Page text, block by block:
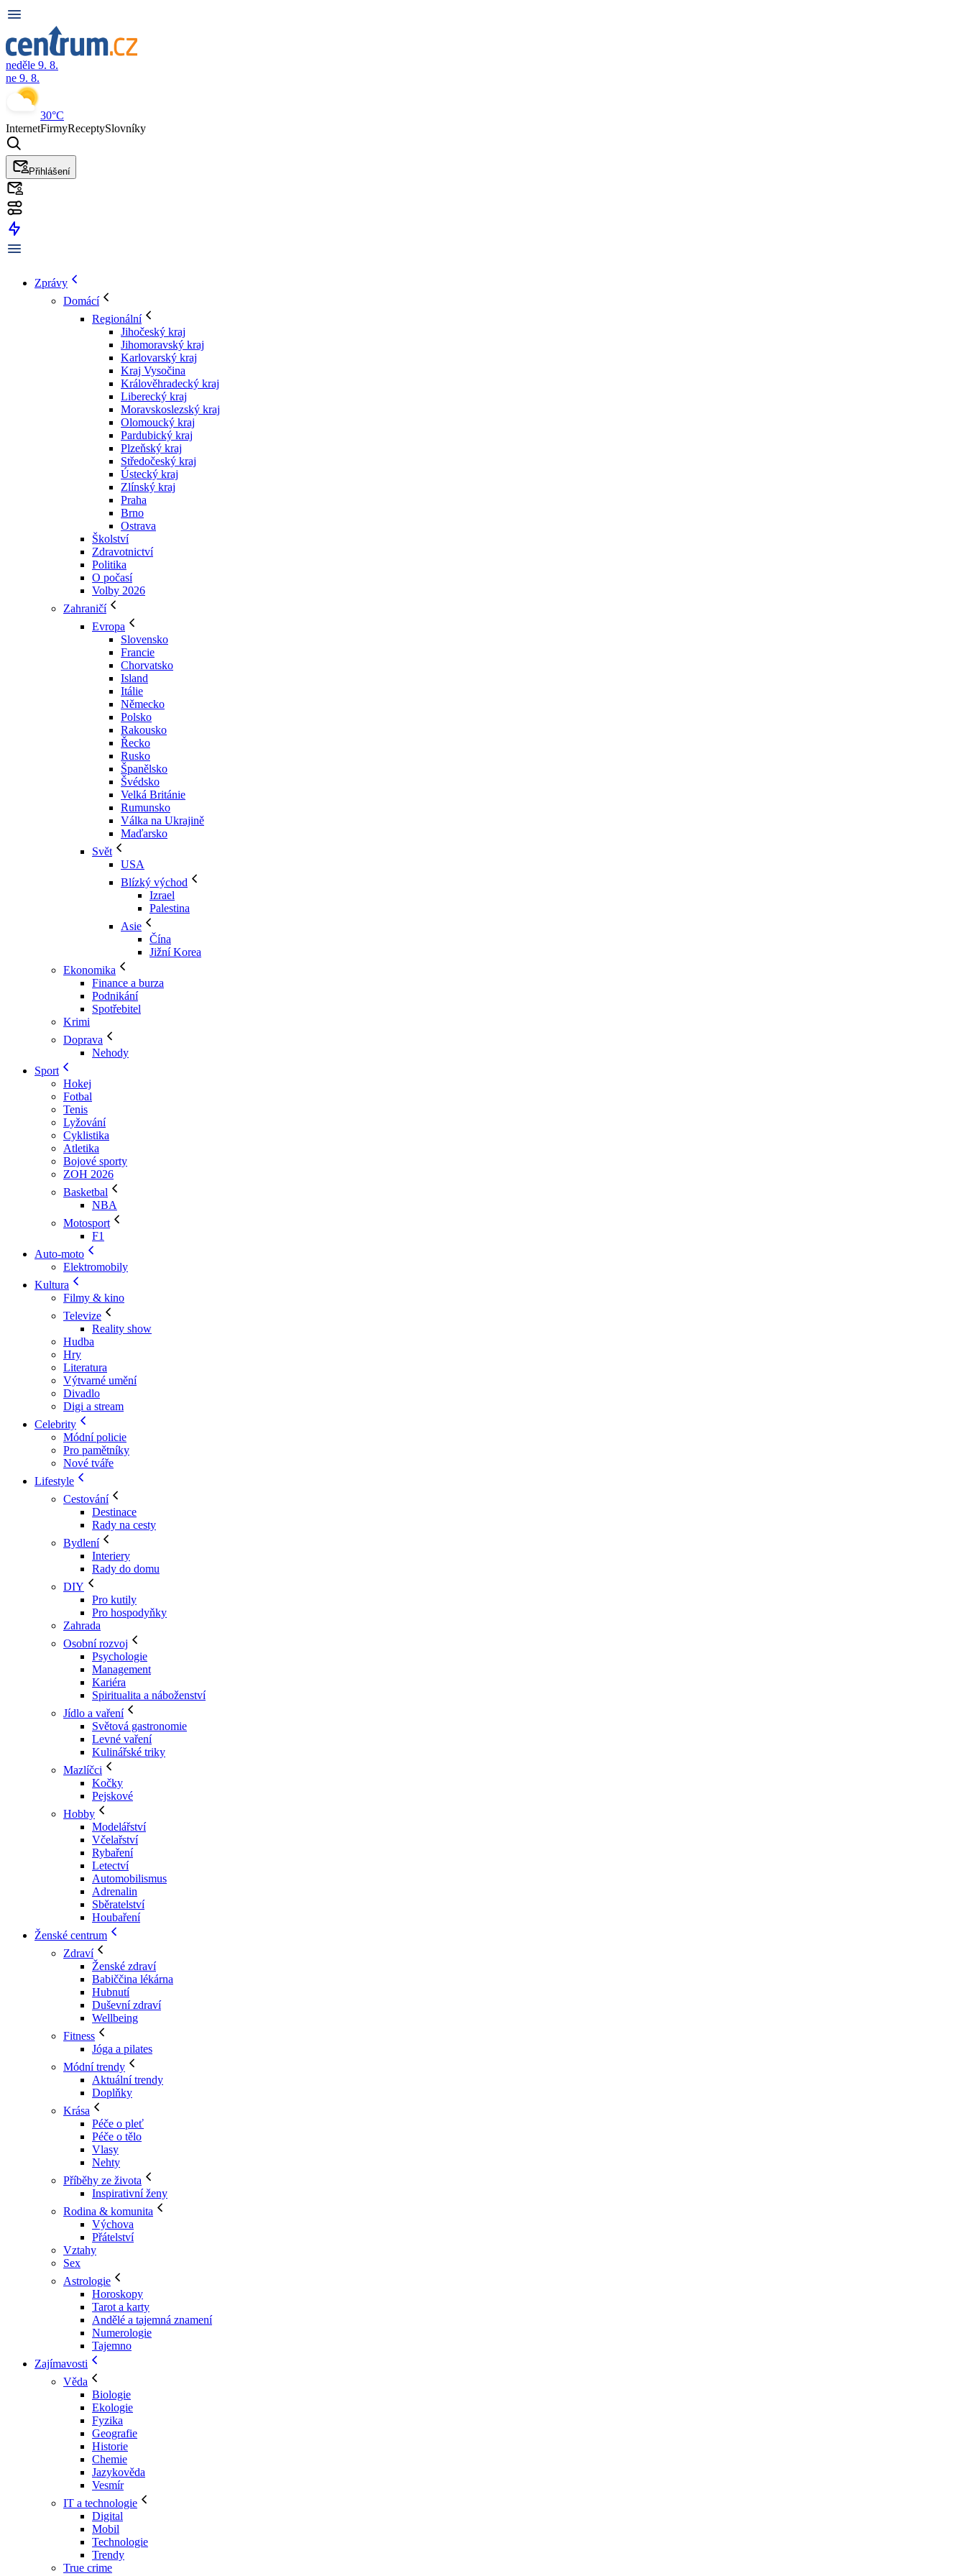
neděle 9. 8.
ne 9. 8.
30°C
InternetFirmyReceptySlovníky
Přihlášení
Zprávy
Domácí
Regionální
Jihočeský kraj
Jihomoravský kraj
Karlovarský kraj
Kraj Vysočina
Králověhradecký kraj
Liberecký kraj
Moravskoslezský kraj
Olomoucký kraj
Pardubický kraj
Plzeňský kraj
Středočeský kraj
Ústecký kraj
Zlínský kraj
Praha
Brno
Ostrava
Školství
Zdravotnictví
Politika
O počasí
Volby 2026
Zahraničí
Evropa
Slovensko
Francie
Chorvatsko
Island
Itálie
Německo
Polsko
Rakousko
Řecko
Rusko
Španělsko
Švédsko
Velká Británie
Rumunsko
Válka na Ukrajině
Maďarsko
Svět
USA
Blízký východ
Izrael
Palestina
Asie
Čína
Jižní Korea
Ekonomika
Finance a burza
Podnikání
Spotřebitel
Krimi
Doprava
Nehody
Sport
Hokej
Fotbal
Tenis
Lyžování
Cyklistika
Atletika
Bojové sporty
ZOH 2026
Basketbal
NBA
Motosport
F1
Auto-moto
Elektromobily
Kultura
Filmy & kino
Televize
Reality show
Hudba
Hry
Literatura
Výtvarné umění
Divadlo
Digi a stream
Celebrity
Módní policie
Pro pamětníky
Nové tváře
Lifestyle
Cestování
Destinace
Rady na cesty
Bydlení
Interiery
Rady do domu
DIY
Pro kutily
Pro hospodyňky
Zahrada
Osobní rozvoj
Psychologie
Management
Kariéra
Spiritualita a náboženství
Jídlo a vaření
Světová gastronomie
Levné vaření
Kulinářské triky
Mazlíčci
Kočky
Pejskové
Hobby
Modelářství
Včelařství
Rybaření
Letectví
Automobilismus
Adrenalin
Sběratelství
Houbaření
Ženské centrum
Zdraví
Ženské zdraví
Babiččina lékárna
Hubnutí
Duševní zdraví
Wellbeing
Fitness
Jóga a pilates
Módní trendy
Aktuální trendy
Doplňky
Krása
Péče o pleť
Péče o tělo
Vlasy
Nehty
Příběhy ze života
Inspirativní ženy
Rodina & komunita
Výchova
Přátelství
Vztahy
Sex
Astrologie
Horoskopy
Tarot a karty
Andělé a tajemná znamení
Numerologie
Tajemno
Zajímavosti
Věda
Biologie
Ekologie
Fyzika
Geografie
Historie
Chemie
Jazykověda
Vesmír
IT a technologie
Digital
Mobil
Technologie
Trendy
True crime